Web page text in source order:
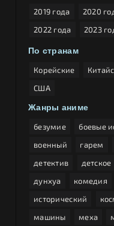
2019 года
2020
2022 года
2023
По странам
Корейские
США
Жанры аниме
безумие
боевые
военный
гарем
детектив
детское
дунхуа
комедия
исторический
машины
меха